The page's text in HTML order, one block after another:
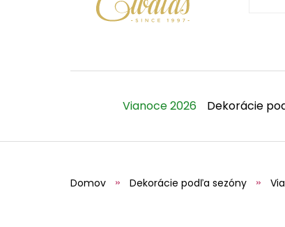
Vianoce 2026 Dekorácie
Domov Dekorácie podľa sezóny